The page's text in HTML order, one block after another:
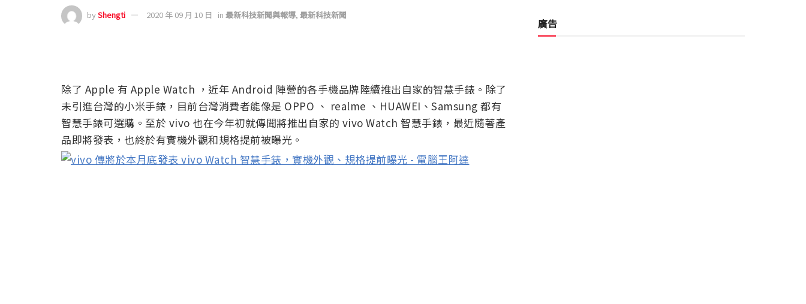
byShengti 2020 年 09 月 10 日 in 最新科技新聞與報導, 最新科技新聞
除了 Apple 有 Apple Watch ，近年 Android 陣營的各手機品牌陸續推出自家的智慧手錶。除了
未引進台灣的小米手錶，目前台灣消費者能像是 OPPO 、 realme 、HUAWEI、Samsung 都有
智慧手錶可選購。至於 vivo 也在今年初就傳聞將推出自家的 vivo Watch 智慧手錶，最近隨著產
品即將發表，也終於有實機外觀和規格提前被曝光。
廣告